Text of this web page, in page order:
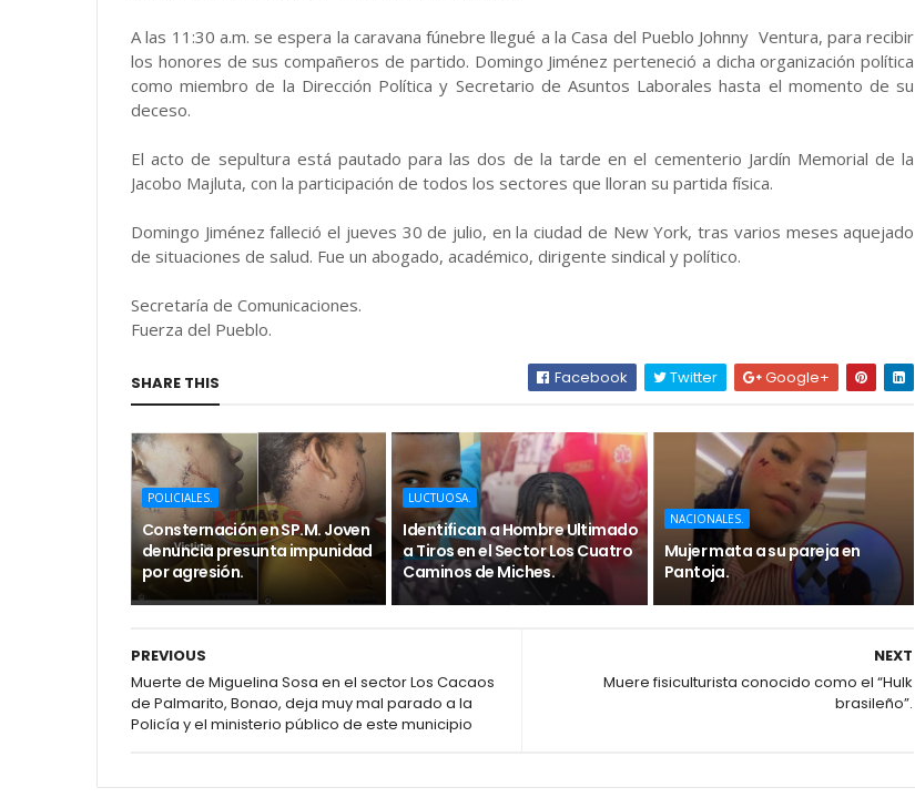
A las 11:30 a.m. se espera la caravana fúnebre llegué a la Casa del Pueblo Johnny Ventura, para recibir
los honores de sus compañeros de partido. Domingo Jiménez perteneció a dicha organización política
como miembro de la Dirección Política y Secretario de Asuntos Laborales hasta el momento de su
deceso.
El acto de sepultura está pautado para las dos de la tarde en el cementerio Jardín Memorial de la
Jacobo Majluta, con la participación de todos los sectores que lloran su partida física.
Domingo Jiménez falleció el jueves 30 de julio, en la ciudad de New York, tras varios meses aquejado
de situaciones de salud. Fue un abogado, académico, dirigente sindical y político.
Secretaría de Comunicaciones.
Fuerza del Pueblo.
SHARE THIS Facebook Twitter Google+
POLICIALES.
Consternación en SP.M. Joven
denuncia presunta impunidad
por agresión.
LUCTUOSA.
Identifican a Hombre Ultimado
a Tiros en el Sector Los Cuatro
Caminos de Miches.
NACIONALES.
Mujer mata a su pareja en
Pantoja.
NEXT
Muere fisiculturista conocido como el “Hulk
brasileño”.
PREVIOUS
Muerte de Miguelina Sosa en el sector Los Cacaos
de Palmarito, Bonao, deja muy mal parado a la
Policía y el ministerio público de este municipio